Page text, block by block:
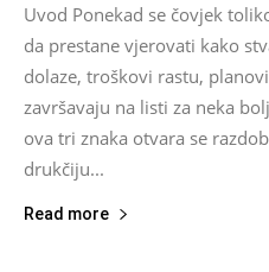
Uvod Ponekad se čovjek
da prestane vjerovati kako
dolaze, troškovi rastu,
završavaju na listi za neka
ova tri znaka otvara se
drukčiju...
Read more